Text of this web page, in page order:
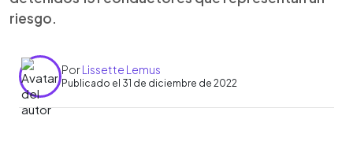
riesgo.
PorLissette Lemus
Publicado el 31 de diciembre de 2022